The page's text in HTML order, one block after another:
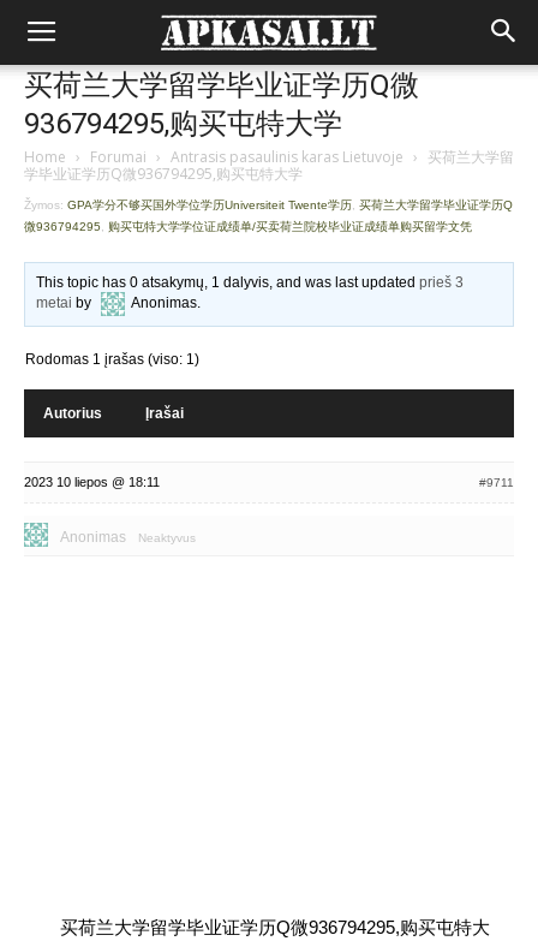
买荷兰大学留学毕业证学历Q微
936794295,购买屯特大学
Home › Forumai › Antrasis pasaulinis karas Lietuvoje › 买荷兰大学留
学毕业证学历Q微936794295,购买屯特大学
Žymos: GPA学分不够买国外学位学历Universiteit Twente学历 买荷兰大学留学毕业证学历Q
微936794295
购买屯特大学学位证成绩单/买卖荷兰院校毕业证成绩单购买留学文凭
This topic has 0 atsakymų, 1 dalyvis, and was last updatedprieš 3
metai by Anonimas.
Rodomas 1 įrašas (viso: 1)
Autorius Įrašai
2023 10 liepos @ 18:11 #9711
Anonimas Neaktyvus
买荷兰大学留学毕业证学历Q微936794295,购买屯特大